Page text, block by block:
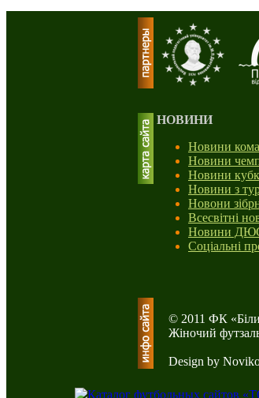
НОВИНИ
Новини
Новини
Новини
Новини з
Новони
Всесвітні
Новини
Соціальні
© 2011 ФК
Жіночий
Design by